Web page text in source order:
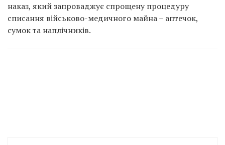
наказ, який запроваджує спрощену процедуру
списання військово-медичного майна – аптечок,
сумок та наплічників.